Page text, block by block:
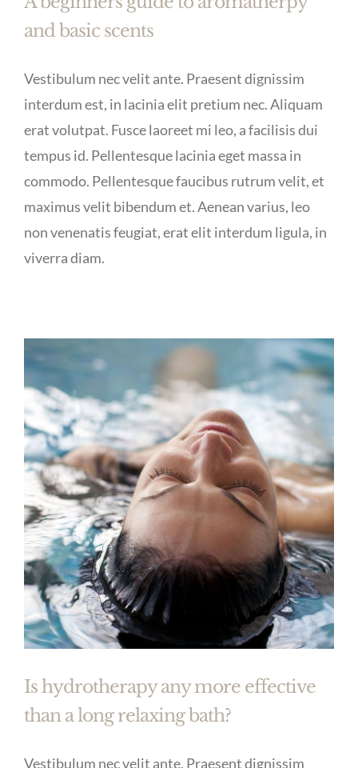
and basic scents
Vestibulum nec velit ante. Praesent dignissim
interdum est, in lacinia elit pretium nec. Aliquam
erat volutpat. Fusce laoreet mi leo, a facilisis dui
tempus id. Pellentesque lacinia eget massa in
commodo. Pellentesque faucibus rutrum velit, et
maximus velit bibendum et. Aenean varius, leo
non venenatis feugiat, erat elit interdum ligula, in
viverra diam.
Is hydrotherapy any more effective
than a long relaxing bath?
Vestibulum nec velit ante. Praesent dignissim